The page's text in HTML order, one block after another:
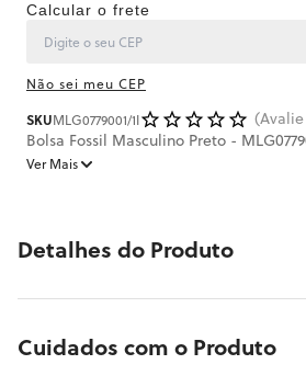
Calcular o frete
Não sei meu CEP
SKUMLG0779001/1I
Bolsa Fossil Masculino Preto -
Ver Mais
Detalhes do Produto
Cuidados com o Produto